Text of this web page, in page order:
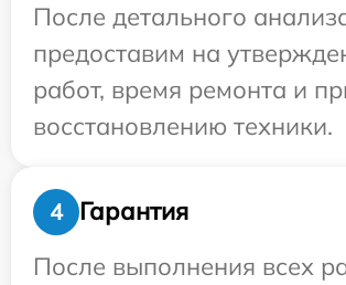
После детального
предоставим на
работ, время ремонта и
восстановлению техники.
4
Гарантия
После выполнения всех